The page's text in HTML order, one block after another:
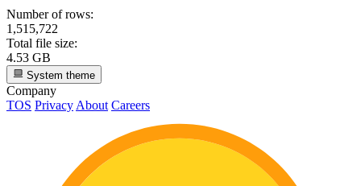
Number of rows:
1,515,722
Total file size:
4.53 GB
System theme
Company
TOS Privacy About Careers